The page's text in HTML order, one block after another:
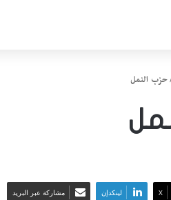
حزب النمل
‫X لينكدإن مشاركة عبر البريد